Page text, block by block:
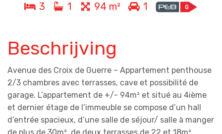
3 1 94 m² 1
Beschrijving
Avenue des Croix de Guerre – Appartement penthouse
2/3 chambres avec terrasses, cave et possibilité de
garage. L’appartement de +/- 94m² et situé au 4ième
et dernier étage de l’immeuble se compose d’un hall
d’entrée spacieux, d’une salle de séjour/ salle à manger